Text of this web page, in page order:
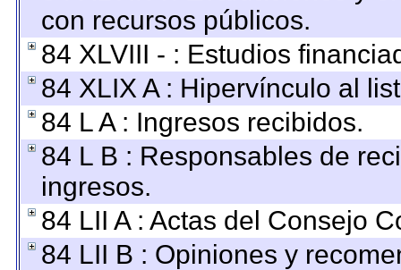
con recursos públicos.
84 XLVIII - : Estudios
84 XLIX A : Hipervínculo al
84 L A : Ingresos recibidos.
84 L B : Responsables de
ingresos.
84 LII A : Actas del Consejo
84 LII B : Opiniones y